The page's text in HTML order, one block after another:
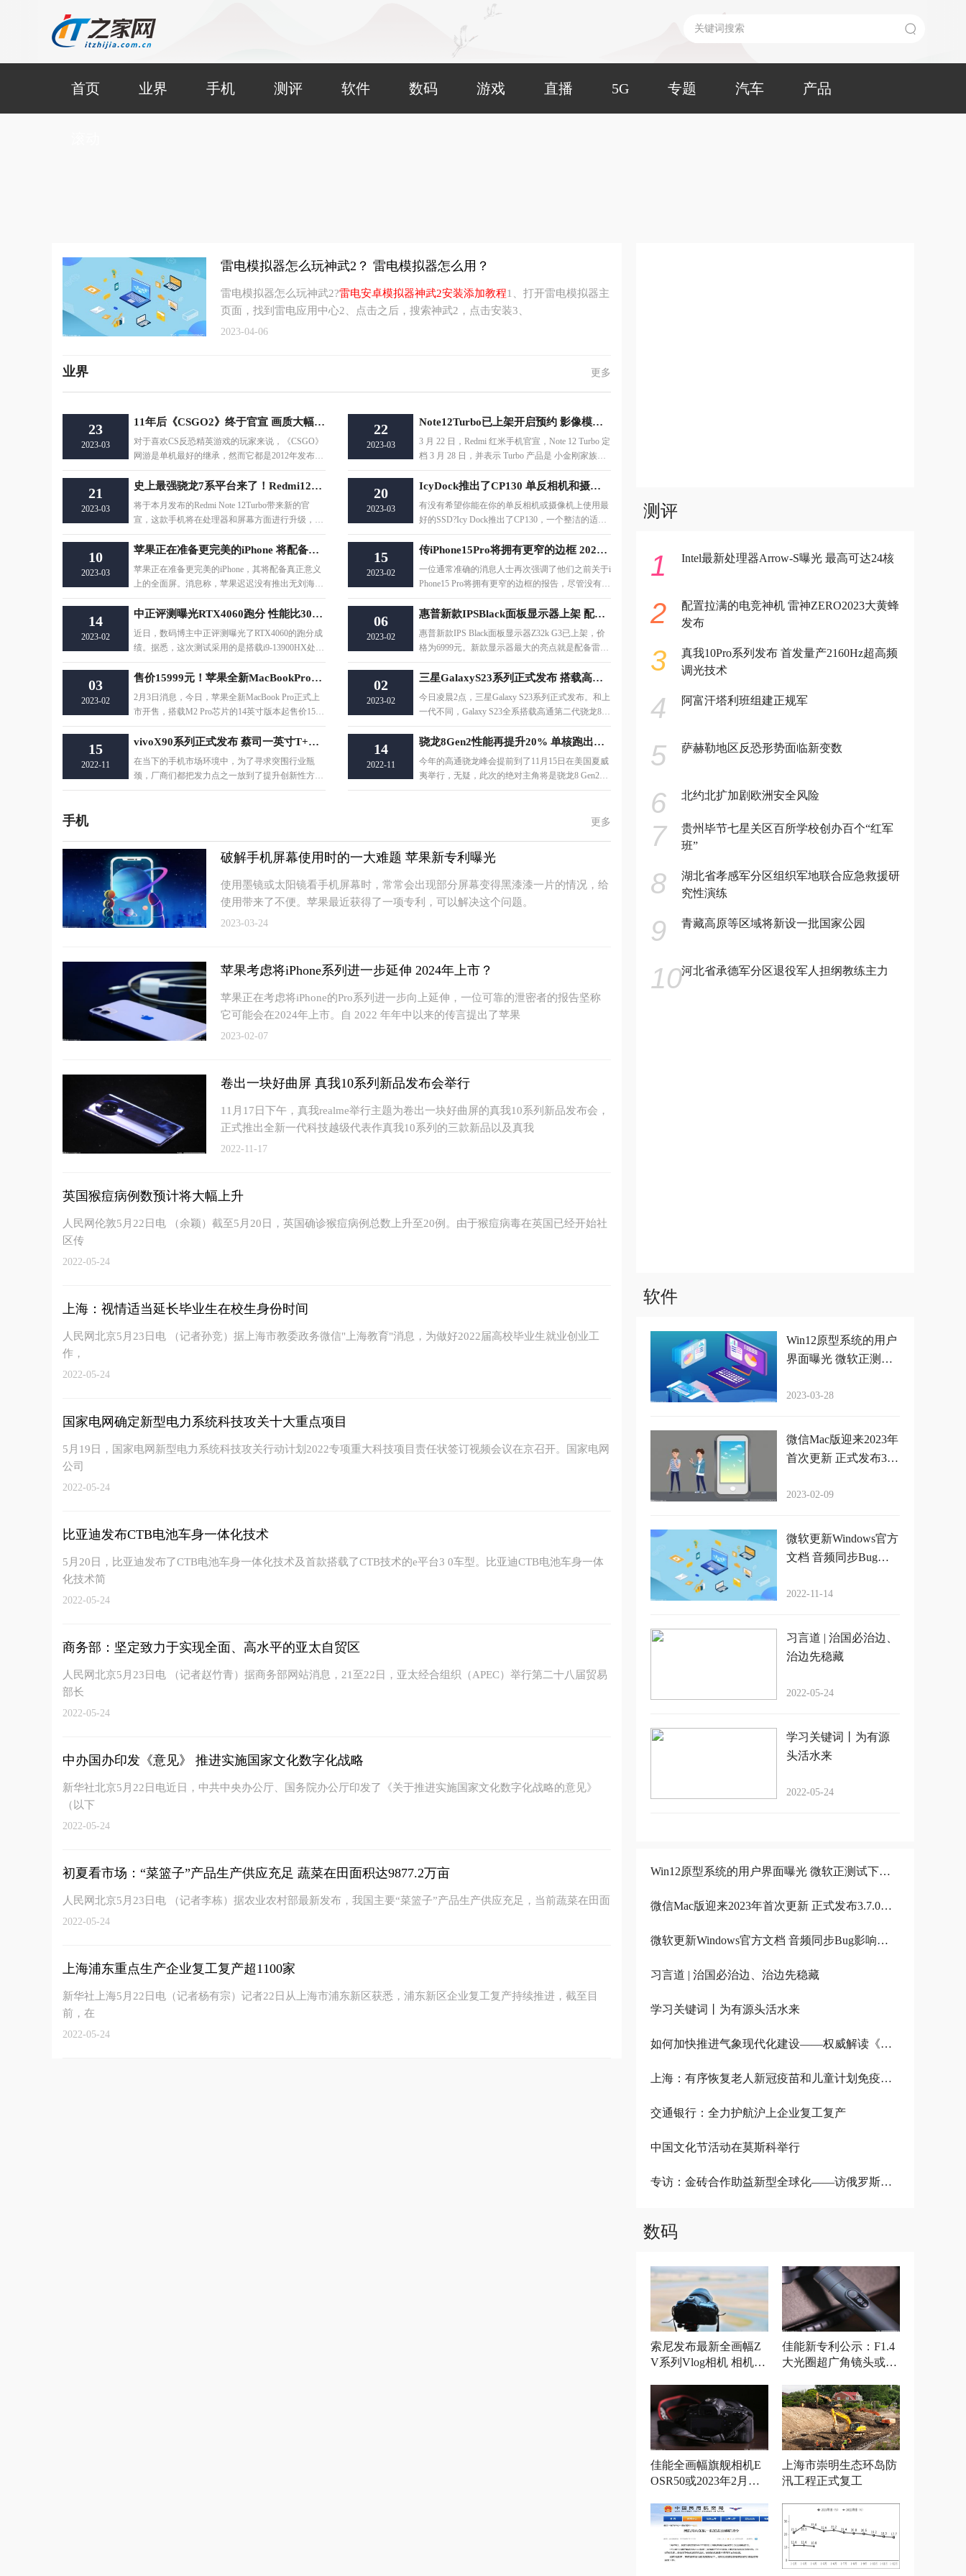
首页 业界 手机 测评 软件 数码 游戏 直播 5G 专题 汽车 产品
雷电模拟器怎么玩神武2？ 雷电模拟器怎么用？
雷电模拟器怎么玩神武2?雷电安卓模拟器神武2安装添加教程1、打开雷电模拟器主
页面，找到雷电应用中心2、点击之后，搜索神武2，点击安装3、
2023-04-06
业界 更多
23
2023-03
11年后《CSGO2》终于官宣 画质大幅提升夏天免费升级
对于喜欢CS反恐精英游戏的玩家来说，《CSGO》
网游是单机最好的继承，然而它都是2012年发布的
了，现在11年后《CSGO2》终于官宣了，Valve对
游
22
2023-03
Note12Turbo已上架开启预约 影像模组采用无框镜头设计
3 月 22 日，Redmi 红米手机官宣，Note 12 Turbo 定
档 3 月 28 日，并表示 Turbo 产品是 小金刚家族全
新成员，定位在 Pro
21
2023-03
史上最强骁龙7系平台来了！Redmi12Turbo即将发布
将于本月发布的Redmi Note 12Turbo带来新的官
宣，这款手机将在处理器和屏幕方面进行升级，将
会带来多项同级别产品所没有的惊喜和改进。在
20
2023-03
IcyDock推出了CP130 单反相机和摄像机转换器
有没有希望你能在你的单反相机或摄像机上使用最
好的SSD?Icy Dock推出了CP130，一个整洁的适配
器，作为单反相机和摄像机的转换器，通过CFEx
10
2023-03
苹果正在准备更完美的iPhone 将配备真正的全面屏
苹果正在准备更完美的iPhone，其将配备真正意义
上的全面屏。消息称，苹果迟迟没有推出无刘海的i
Phone，主要是真全面屏研发工作进展不顺利，
15
2023-02
传iPhone15Pro将拥有更窄的边框 2023年秋季发布
一位通常准确的消息人士再次强调了他们之前关于i
Phone15 Pro将拥有更窄的边框的报告，尽管没有透
露任何新的细节。预计iPhone 15 Pro将于
14
2023-02
中正评测曝光RTX4060跑分 性能比3060强太多
近日，数码博主中正评测曝光了RTX4060的跑分成
绩。据悉，这次测试采用的是搭载i9-13900HX处理
器的雷神ZERO。硬件方面，RTX 4060拥有3072个
06
2023-02
惠普新款IPSBlack面板显示器上架 配备雷电4接口
惠普新款IPS Black面板显示器Z32k G3已上架，价
格为6999元。新款显示器最大的亮点就是配备雷电
4接口，拥有40Gbps的数据传输速率，通过单U
03
2023-02
售价15999元！苹果全新MacBookPro上市开售
2月3日消息，今日，苹果全新MacBook Pro正式上
市开售，搭载M2 Pro芯片的14英寸版本起售价1599
9元，M2 Pro芯片16英寸版本起售价为19999
02
2023-02
三星GalaxyS23系列正式发布 搭载高通第二代骁龙8系
今日凌晨2点，三星Galaxy S23系列正式发布。和上
一代不同，Galaxy S23全系搭载高通第二代骁龙8移
动平台，没有Exynos版本。不仅如此，Gala
15
2022-11
vivoX90系列正式发布 蔡司一英寸T+自研芯片
在当下的手机市场环境中，为了寻求突围行业瓶
颈，厂商们都把发力点之一放到了提升创新性方
面。包括对手机形态、具体关键技术等的改善。尤
14
2022-11
骁龙8Gen2性能再提升20% 单核跑出了1524分
今年的高通骁龙峰会提前到了11月15日在美国夏威
夷举行，无疑，此次的绝对主角将是骁龙8 Gen2。
已经见识过骁龙8 Gen2样机的爆料人Yogesh
手机 更多
破解手机屏幕使用时的一大难题 苹果新专利曝光
使用墨镜或太阳镜看手机屏幕时，常常会出现部分屏幕变得黑漆漆一片的情况，给
使用带来了不便。苹果最近获得了一项专利，可以解决这个问题。
2023-03-24
苹果考虑将iPhone系列进一步延伸 2024年上市？
苹果正在考虑将iPhone的Pro系列进一步向上延伸，一位可靠的泄密者的报告坚称
它可能会在2024年上市。自 2022 年年中以来的传言提出了苹果
2023-02-07
卷出一块好曲屏 真我10系列新品发布会举行
11月17日下午，真我realme举行主题为卷出一块好曲屏的真我10系列新品发布会，
正式推出全新一代科技越级代表作真我10系列的三款新品以及真我
2022-11-17
英国猴痘病例数预计将大幅上升
人民网伦敦5月22日电 （余颖）截至5月20日，英国确诊猴痘病例总数上升至20例。由于猴痘病毒在英国已经开始社
区传
2022-05-24
上海：视情适当延长毕业生在校生身份时间
人民网北京5月23日电 （记者孙竞）据上海市教委政务微信"上海教育"消息，为做好2022届高校毕业生就业创业工
作，
2022-05-24
国家电网确定新型电力系统科技攻关十大重点项目
5月19日，国家电网新型电力系统科技攻关行动计划2022专项重大科技项目责任状签订视频会议在京召开。国家电网
公司
2022-05-24
比亚迪发布CTB电池车身一体化技术
5月20日，比亚迪发布了CTB电池车身一体化技术及首款搭载了CTB技术的e平台3 0车型。比亚迪CTB电池车身一体
化技术简
2022-05-24
商务部：坚定致力于实现全面、高水平的亚太自贸区
人民网北京5月23日电 （记者赵竹青）据商务部网站消息，21至22日，亚太经合组织（APEC）举行第二十八届贸易
部长
2022-05-24
中办国办印发《意见》 推进实施国家文化数字化战略
新华社北京5月22日电近日，中共中央办公厅、国务院办公厅印发了《关于推进实施国家文化数字化战略的意见》
（以下
2022-05-24
初夏看市场：“菜篮子”产品生产供应充足 蔬菜在田面积达9877.2万亩
人民网北京5月23日电 （记者李栋）据农业农村部最新发布，我国主要“菜篮子”产品生产供应充足，当前蔬菜在田面
2022-05-24
上海浦东重点生产企业复工复产超1100家
新华社上海5月22日电（记者杨有宗）记者22日从上海市浦东新区获悉，浦东新区企业复工复产持续推进，截至目
前，在
2022-05-24
测评
1 Intel最新处理器Arrow-S曝光 最高可达24核
2
配置拉满的电竞神机 雷神ZERO2023大黄蜂
发布
3
真我10Pro系列发布 首发量产2160Hz超高频
调光技术
4 阿富汗塔利班组建正规军
5 萨赫勒地区反恐形势面临新变数
6 北约北扩加剧欧洲安全风险
7
贵州毕节七星关区百所学校创办百个“红军
班”
8
湖北省孝感军分区组织军地联合应急救援研
究性演练
9 青藏高原等区域将新设一批国家公园
10河北省承德军分区退役军人担纲教练主力
软件
Win12原型系统的用户
界面曝光 微软正测试
2023-03-28
微信Mac版迎来2023年
首次更新 正式发布3.7.
2023-02-09
微软更新Windows官方
文档 音频同步Bug影
2022-11-14
习言道 | 治国必治边、
治边先稳藏
2022-05-24
学习关键词丨为有源
头活水来
2022-05-24
Win12原型系统的用户界面曝光 微软正测试下代桌面操作系统
微信Mac版迎来2023年首次更新 正式发布3.7.0升级
微软更新Windows官方文档 音频同步Bug影响视频录制应用
习言道 | 治国必治边、治边先稳藏
学习关键词丨为有源头活水来
如何加快推进气象现代化建设——权威解读《气象高质量发展纲要（2022－2035年）》
上海：有序恢复老人新冠疫苗和儿童计划免疫接种服务
交通银行：全力护航沪上企业复工复产
中国文化节活动在莫斯科举行
专访：金砖合作助益新型全球化——访俄罗斯金砖国家研究国家委员会专家沃尔洪斯基
数码
索尼发布最新全画幅Z
V系列Vlog相机 相机参
佳能新专利公示：F1.4
大光圈超广角镜头或将
佳能全画幅旗舰相机E
OSR50或2023年2月发
上海市崇明生态环岛防
汛工程正式复工